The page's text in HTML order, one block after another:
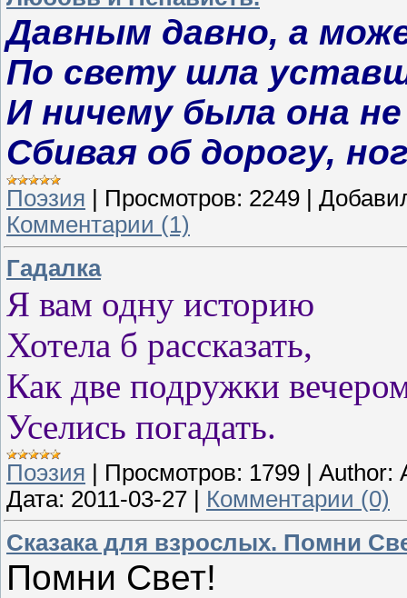
Давным давно, а
По свету шла
И ничему была она не
Сбивая об дорогу,
Поэзия Просмотров: 2249
Комментарии (1)
Гадалка
Я вам одну историю
Хотела б рассказать,
Как две подружки
Уселись погадать.
Поэзия Просмотров: 1799 Author:
Дата: 2011-03-27
Комментарии (0)
Сказака для взрослых. Помни
Помни Свет!